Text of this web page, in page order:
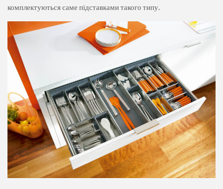
комплектуються саме підставками такого типу.